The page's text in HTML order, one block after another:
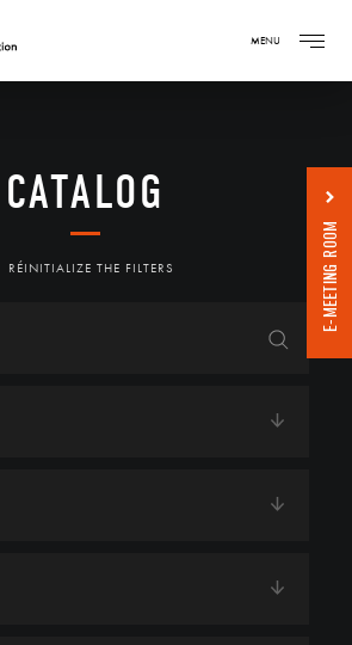
MENU
CATALOG
RÉINITIALIZE THE FILTERS E-MEETING ROOM